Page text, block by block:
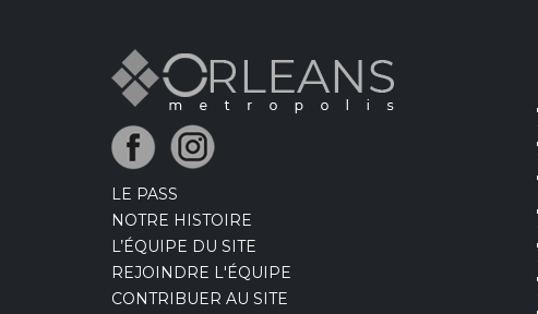
LE PASS
NOTRE HISTOIRE
L’ÉQUIPE DU SITE
REJOINDRE L'ÉQUIPE
CONTRIBUER AU SITE